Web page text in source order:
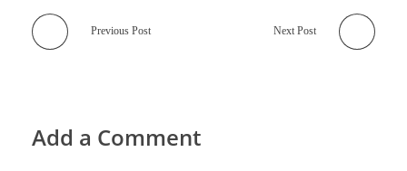
Previous Post Next Post
Add a Comment